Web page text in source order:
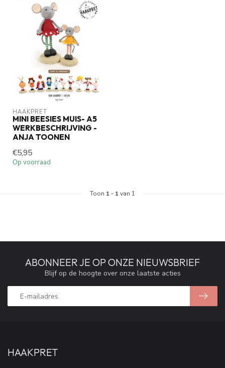
HAAKPRET
MINI BEESIES MUIS- A5
WERKBESCHRIJVING -
ANJA TOONEN
€5,95
Op voorraad
Toon 1 - 1 van 1
ABONNEER JE OP ONZE NIEUWSBRIEF
Blijf op de hoogte over onze laatste acties
HAAKPRET